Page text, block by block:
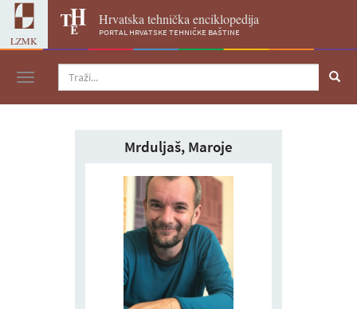
LZMK
Hrvatska tehnička enciklopedija
portal hrvatske tehničke baštine
Navigacija
Mrduljaš, Maroje